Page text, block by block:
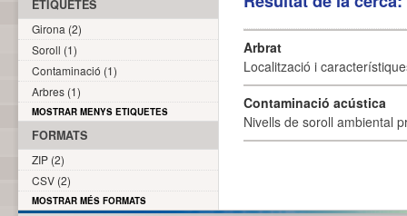
Arbrat
Localització i
Contaminació acústica
Nivells de soroll ambiental
ETIQUETES
Girona (2)
Soroll (1)
Contaminació (1)
Arbres (1)
MOSTRAR MENYS ETIQUETES
FORMATS
ZIP (2)
CSV (2)
MOSTRAR MÉS FORMATS